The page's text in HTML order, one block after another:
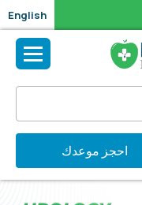
English
احجز موعدك